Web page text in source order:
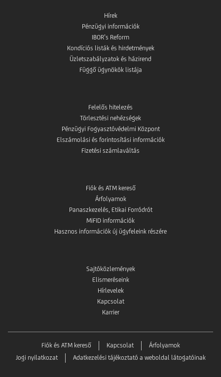
Hírek
Pénzügyi információk
IBOR’s Reform
Kondíciós listák és hirdetmények
Üzletszabályzatok és házirend
Függő ügynökök listája
Felelős hitelezés
Törlesztési nehézségek
Pénzügyi Fogyasztóvédelmi Központ
Elszámolási és forintosítási információk
Fizetési számlaváltás
Fiók és ATM kereső
Árfolyamok
Panaszkezelés, Etikai Forródrót
MiFID információk
Hasznos információk új ügyfeleink részére
Sajtóközlemények
Elismeréseink
Hírlevelek
Kapcsolat
Karrier
Fiók és ATM kereső Kapcsolat
Árfolyamok
Jogi nyilatkozat
Adatkezelési tájékoztató a weboldal látogatóinak